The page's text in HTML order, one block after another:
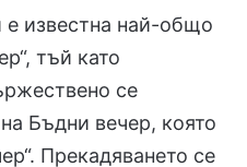
е известна най-общо
тъй като
се
Бъдни вечер, която
Прекадяването се